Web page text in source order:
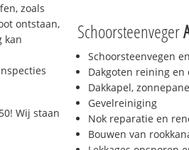
zoals
ontstaan,
kan
Wij staan
Schoorsteenveger
Schoorsteenvegen
Dakgoten reining en
Dakkapel,
Gevelreiniging
Nok reparatie en
Bouwen van